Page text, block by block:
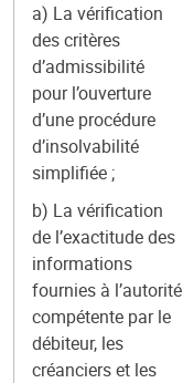
a) La vérification
des critères
d’admissibilité
pour l’ouverture
d’une procédure
d’insolvabilité
simplifiée ;
b) La vérification
de l’exactitude des
informations
fournies à l’autorité
compétente par le
débiteur, les
créanciers et les